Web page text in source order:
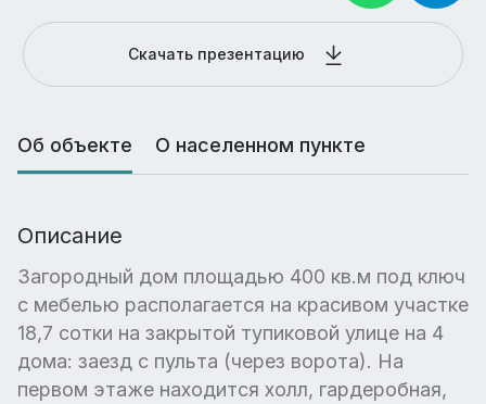
Скачать презентацию
Об объекте О населенном пункте
Описание
Загородный дом площадью 400 кв.м под ключ
с мебелью располагается на красивом участке
18,7 сотки на закрытой тупиковой улице на 4
дома: заезд с пульта (через ворота). На
первом этаже находится холл, гардеробная,